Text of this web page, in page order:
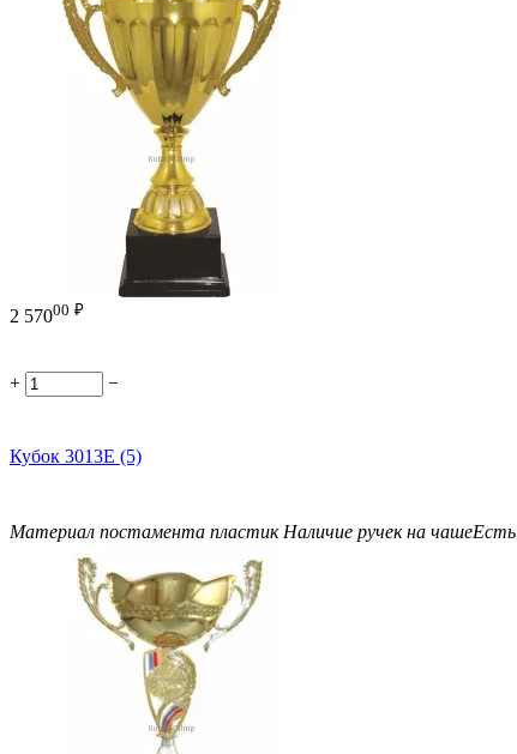
2 57000 ₽
+ −
Кубок 3013E (5)
Материал постамента пластик Наличие ручек на чашеЕсть